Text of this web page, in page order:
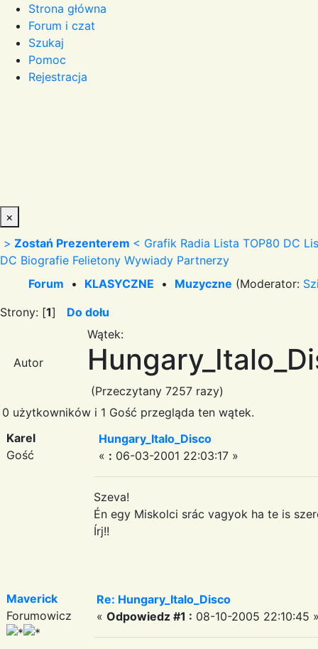
Strona główna
Forum i czat
Szukaj
Pomoc
Rejestracja
×
> Zostań Prezenterem < Grafik Radia Lista TOP80 DC
DC Biografie Felietony Wywiady Partnerzy
Forum • KLASYCZNE • Muzyczne (Moderator:
Strony: [1] Do dołu
Autor
Wątek:
(Przeczytany 7257 razy)
0 użytkowników i 1 Gość przegląda ten wątek.
Karel
Gość
Hungary_Italo_Disco
« : 06-03-2001 22:03:17 »
Szeva!
Én egy Miskolci srác vagyok ha te is
Írj!!
Maverick
Forumowicz
Re: Hungary_Italo_Disco
« Odpowiedz #1 : 08-10-2005 22:10:45